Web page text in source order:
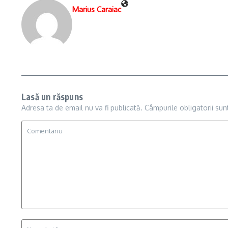
Marius Caraiac
Lasă un răspuns
Adresa ta de email nu va fi publicată. Câmpurile obligatorii